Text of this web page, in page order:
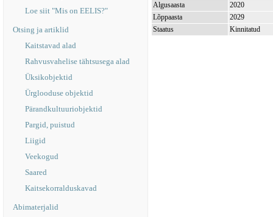
Loe siit "Mis on EELIS?"
Otsing ja artiklid
Kaitstavad alad
Rahvusvahelise tähtsusega alad
Üksikobjektid
Ürglooduse objektid
Pärandkultuuriobjektid
Pargid, puistud
Liigid
Veekogud
Saared
Kaitsekorralduskavad
Abimaterjalid
Algusaasta
2020
Lõppaasta
2029
Staatus
Kinnitatud